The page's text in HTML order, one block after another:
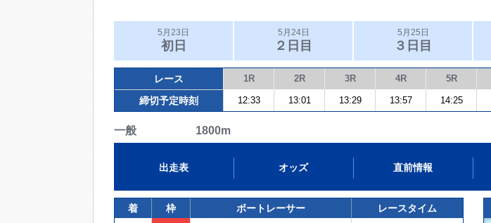
5月23日
初日
5月24日
２日目
5月25日
３日目
レース 1R 2R 3R 4R 5R
締切予定時刻 12:33 13:01 13:29 13:57 14:25
一般 1800m
出走表 オッズ 直前情報
着 枠 ボートレーサー レースタイム